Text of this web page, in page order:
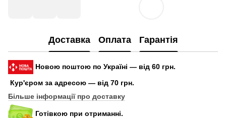
Доставка Оплата Гарантія
Новою поштою по Україні — від 60 грн.
Кур'єром за адресою — від 70 грн.
Більше інформації про доставку
Готівкою при отриманні.